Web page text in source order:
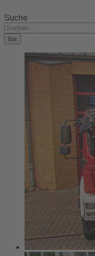
Suche
los